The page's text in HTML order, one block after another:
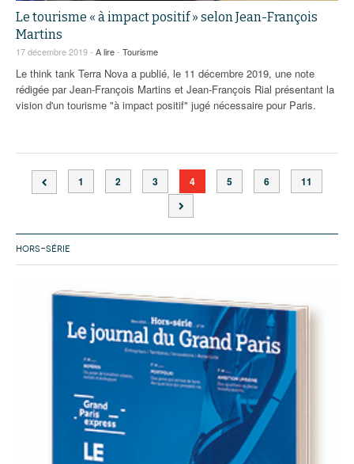
Le tourisme « à impact positif » selon Jean-François
Martins
17 décembre 2019 - A lire- Tourisme
Le think tank Terra Nova a publié, le 11 décembre 2019, une note
rédigée par Jean-François Martins et Jean-François Rial présentant la
vision d'un tourisme "à impact positif" jugé nécessaire pour Paris.
1 2 3 4 5 6 11
HORS-SÉRIE